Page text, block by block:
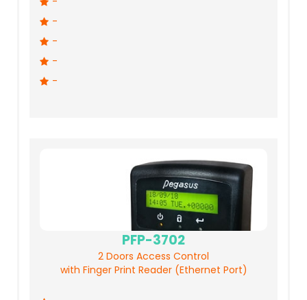
-
-
-
-
PFP-3702
2 Doors Access Control
with Finger Print Reader (Ethernet Port)